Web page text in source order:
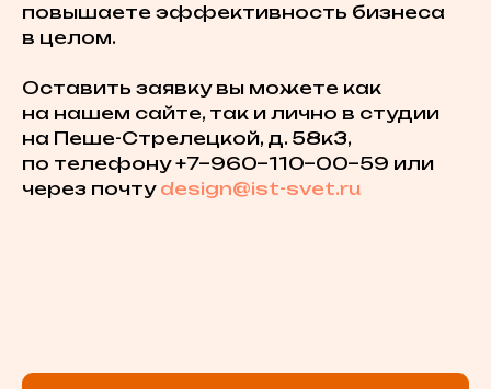
повышаете эффективность бизнеса
в целом.
Оставить заявку вы можете как
на нашем сайте, так и лично в студии
на Пеше-Стрелецкой, д. 58к3,
по телефону +7−960−110−00−59 или
через почту design@ist-svet.ru